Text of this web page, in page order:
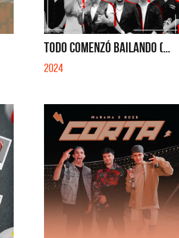
TODO COMENZÓ BAILANDO (...
2024
Feid